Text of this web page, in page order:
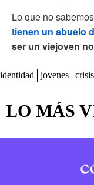
Lo que no
tienen un abuelo
ser un viejoven
identidad jovenes
LO MÁS